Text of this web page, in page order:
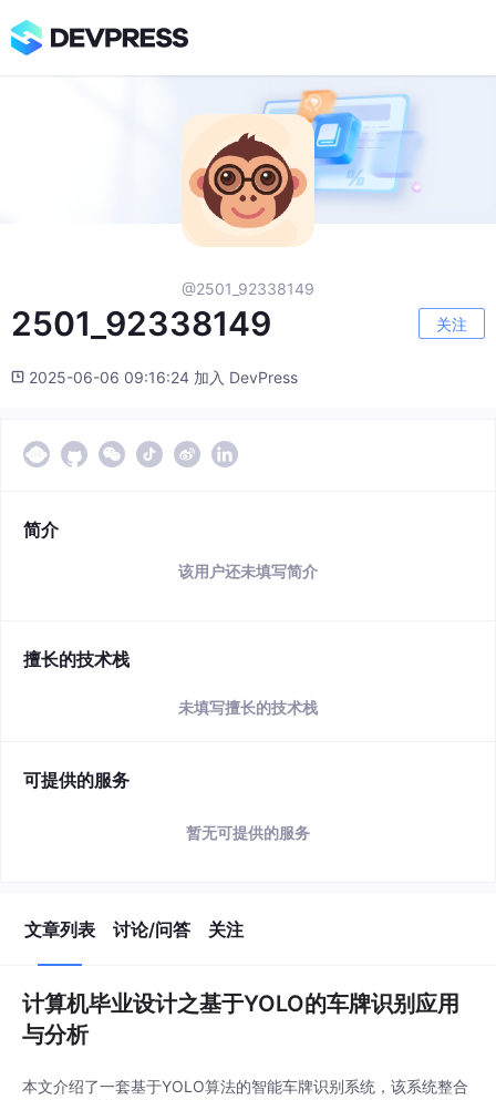
@2501_92338149
2501_92338149 关注
2025-06-06 09:16:24 加入 DevPress
简介
该用户还未填写简介
擅长的技术栈
未填写擅长的技术栈
可提供的服务
暂无可提供的服务
文章列表 讨论/问答 关注
计算机毕业设计之基于YOLO的车牌识别应用
与分析
本文介绍了一套基于YOLO算法的智能车牌识别系统，该系统整合